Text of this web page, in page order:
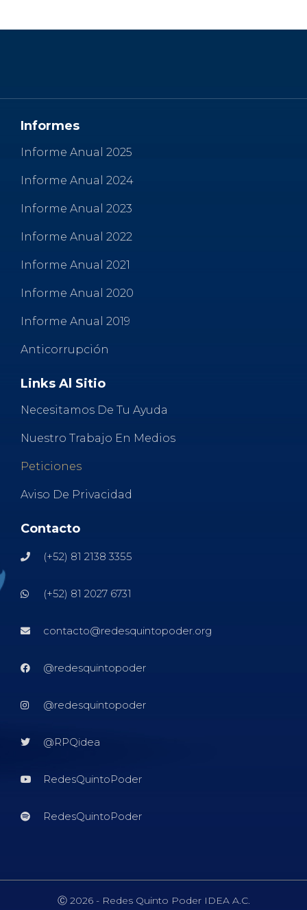
Informes
Informe Anual 2025
Informe Anual 2024
Informe Anual 2023
Informe Anual 2022
Informe Anual 2021
Informe Anual 2020
Informe Anual 2019
Anticorrupción
Links Al Sitio
Necesitamos De Tu Ayuda
Nuestro Trabajo En Medios
Peticiones
Aviso De Privacidad
Contacto
(+52) 81 2138 3355
(+52) 81 2027 6731
contacto@redesquintopoder.org
@redesquintopoder
@redesquintopoder
@RPQidea
RedesQuintoPoder
RedesQuintoPoder
Ⓒ 2026 - Redes Quinto Poder IDEA A.C.